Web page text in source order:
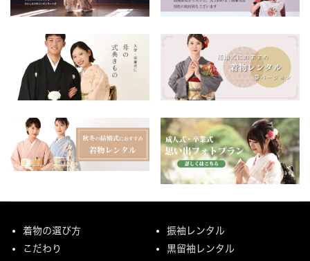
着物の選び方
こだわり
振袖レンタル
黒留袖レンタル